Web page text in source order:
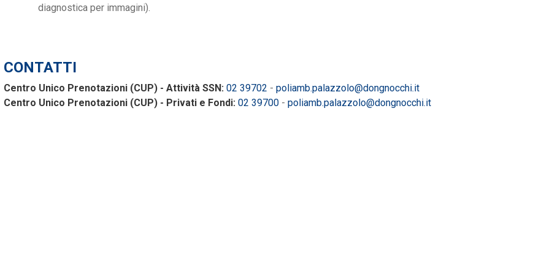
diagnostica per immagini).
CONTATTI
Centro Unico Prenotazioni (CUP) - Attività SSN: 02 39702 - poliamb.palazzolo@dongnocchi.it
Centro Unico Prenotazioni (CUP) - Privati e Fondi: 02 39700 - poliamb.palazzolo@dongnocchi.it